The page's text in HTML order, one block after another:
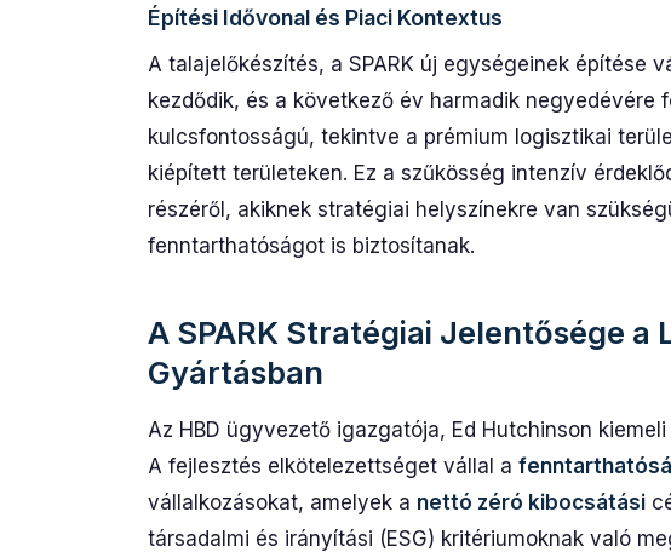
Építési Idővonal és Piaci Kontextus
A talajelőkészítés, a SPARK új egységeinek építése
kezdődik, és a következő év harmadik negyedévére
kulcsfontosságú, tekintve a prémium logisztikai
kiépített területeken. Ez a szűkösség intenzív
részéről, akiknek stratégiai helyszínekre van
fenntarthatóságot is biztosítanak.
A SPARK Stratégiai Jelentősége a
Gyártásban
Az HBD ügyvezető igazgatója, Ed Hutchinson
A fejlesztés elkötelezettséget vállal a
vállalkozásokat, amelyek a nettó zéró kibocsátási
társadalmi és irányítási (ESG) kritériumoknak való